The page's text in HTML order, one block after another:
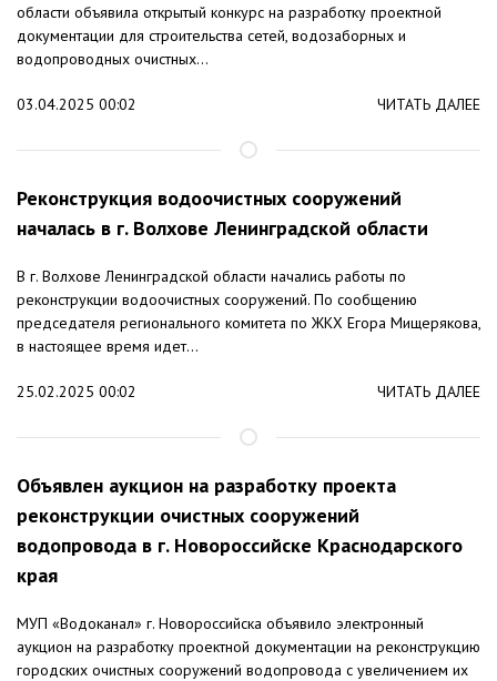
области объявила открытый конкурс на разработку проектной
документации для строительства сетей, водозаборных и
водопроводных очистных...
03.04.2025 00:02 ЧИТАТЬ ДАЛЕЕ
Реконструкция водоочистных сооружений
началась в г. Волхове Ленинградской области
В г. Волхове Ленинградской области начались работы по
реконструкции водоочистных сооружений. По сообщению
председателя регионального комитета по ЖКХ Егора Мищерякова,
в настоящее время идет...
25.02.2025 00:02 ЧИТАТЬ ДАЛЕЕ
Объявлен аукцион на разработку проекта
реконструкции очистных сооружений
водопровода в г. Новороссийске Краснодарского
края
МУП «Водоканал» г. Новороссийска объявило электронный
аукцион на разработку проектной документации на реконструкцию
городских очистных сооружений водопровода с увеличением их